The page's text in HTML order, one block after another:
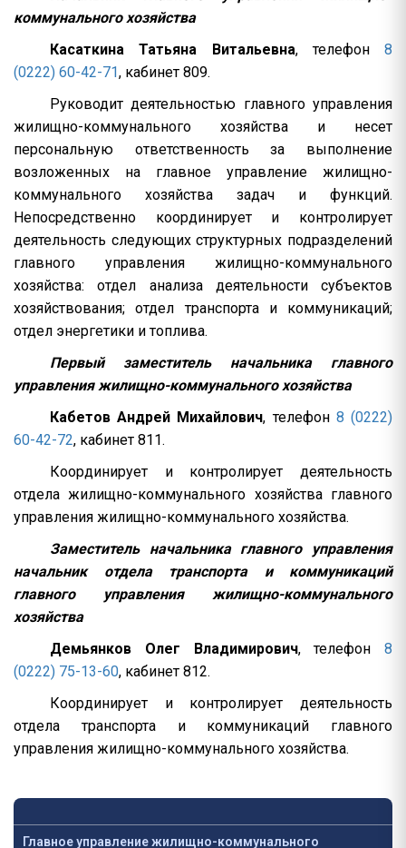
Главное управление жилищно-коммунального
коммунального хозяйства
Касаткина Татьяна Витальевна, телефон 8
(0222) 60-42-71, кабинет 809.
Руководит деятельностью главного управления
жилищно-коммунального хозяйства и несет
персональную ответственность за выполнение
возложенных на главное управление жилищно-
коммунального хозяйства задач и функций.
Непосредственно координирует и контролирует
деятельность следующих структурных подразделений
главного управления жилищно-коммунального
хозяйства: отдел анализа деятельности субъектов
хозяйствования; отдел транспорта и коммуникаций;
отдел энергетики и топлива.
Первый заместитель начальника главного
управления жилищно-коммунального хозяйства
Кабетов Андрей Михайлович, телефон 8 (0222)
60-42-72, кабинет 811.
Координирует и контролирует деятельность
отдела жилищно-коммунального хозяйства главного
управления жилищно-коммунального хозяйства.
Заместитель начальника главного управления
начальник отдела транспорта и коммуникаций
главного управления жилищно-коммунального
хозяйства
Демьянков Олег Владимирович, телефон 8
(0222) 75-13-60, кабинет 812.
Координирует и контролирует деятельность
отдела транспорта и коммуникаций главного
управления жилищно-коммунального хозяйства.